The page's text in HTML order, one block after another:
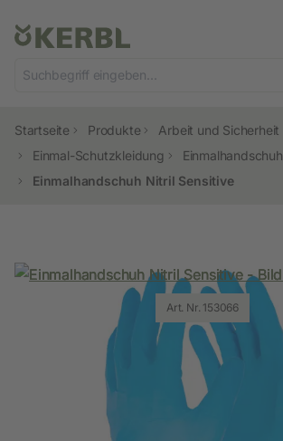
Startseite Produkte
Arbeit und Sicherheit
Einmal-Schutzkleidung
Einmalhandschuh
Einmalhandschuh Nitril Sensitive
Art. Nr. 153066
Art. Nr. 153066
Art. Nr. 153066